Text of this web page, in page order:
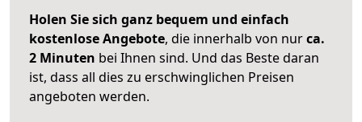
Holen Sie sich ganz bequem und einfach
kostenlose Angebote, die innerhalb von nurca.
2 Minuten bei Ihnen sind. Und das Beste daran
ist, dass all dies zu erschwinglichen Preisen
angeboten werden.